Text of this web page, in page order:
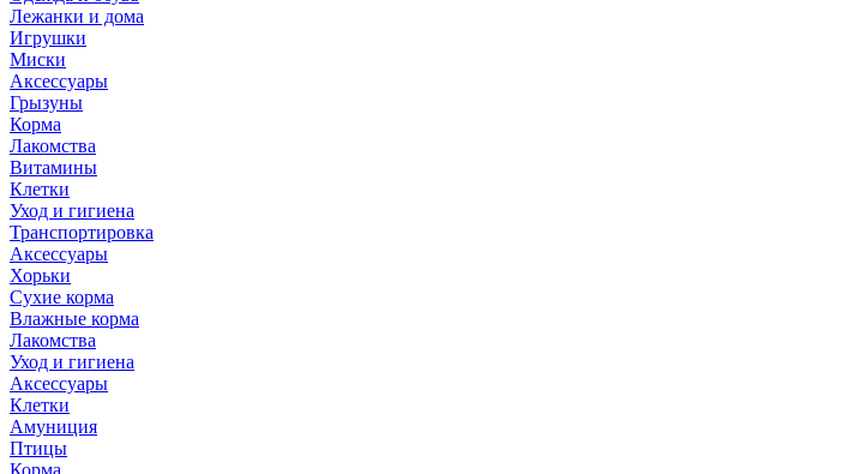
Лежанки и дома
Игрушки
Миски
Аксессуары
Грызуны
Корма
Лакомства
Витамины
Клетки
Уход и гигиена
Транспортировка
Аксессуары
Хорьки
Сухие корма
Влажные корма
Лакомства
Уход и гигиена
Аксессуары
Клетки
Амуниция
Птицы
Корма